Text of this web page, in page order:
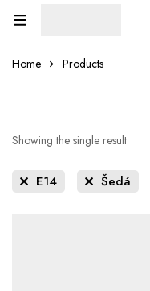
Home Products
Showing the single result
E14 Šedá